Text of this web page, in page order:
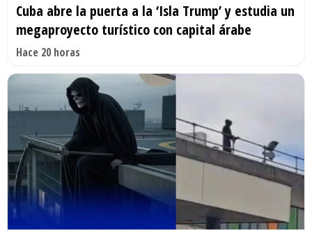
Cuba abre la puerta a la ‘Isla Trump’ y estudia un
megaproyecto turístico con capital árabe
Hace 20 horas